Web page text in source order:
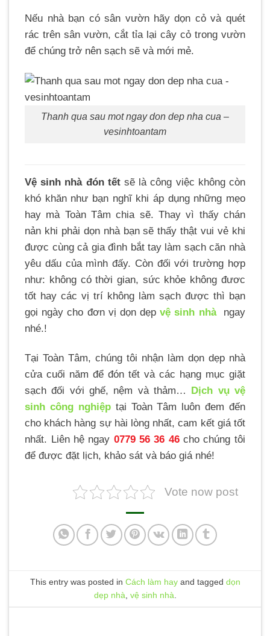
Nếu nhà bạn có sân vườn hãy dọn cỏ và quét
rác trên sân vườn, cắt tỉa lại cây cỏ trong vườn
để chúng trở nên sạch sẽ và mới mẻ.
Thanh qua sau mot ngay don dep nha cua –
vesinhtoantam
Vệ sinh nhà đón tếtsẽ là công việc không còn
khó khăn như bạn nghĩ khi áp dụng những mẹo
hay mà Toàn Tâm chia sẽ. Thay vì thấy chán
nản khi phải dọn nhà bạn sẽ thấy thật vui vẻ khi
được cùng cả gia đình bắt tay làm sạch căn nhà
yêu dấu của mình đấy. Còn đối với trường hợp
như: không có thời gian, sức khỏe không đươc
tốt hay các vị trí không làm sạch được thì bạn
gọi ngày cho đơn vị dọn dẹpvệ sinh nhàngay
nhé.!
Tại Toàn Tâm, chúng tôi nhận làm dọn dẹp nhà
cửa cuối năm để đón tết và các hạng mục giặt
sạch đối với ghế, nệm và thảm… Dịch vụ vệ
sinh công nghiệptại Toàn Tâm luôn đem đến
cho khách hàng sự hài lòng nhất, cam kết giá tốt
nhất. Liên hệ ngay 0779 56 36 46cho chúng tôi
để được đặt lịch, khảo sát và báo giá nhé!
Vote now post
This entry was posted in Cách làm hayand tagged dọn
dẹp nhà vệ sinh nhà